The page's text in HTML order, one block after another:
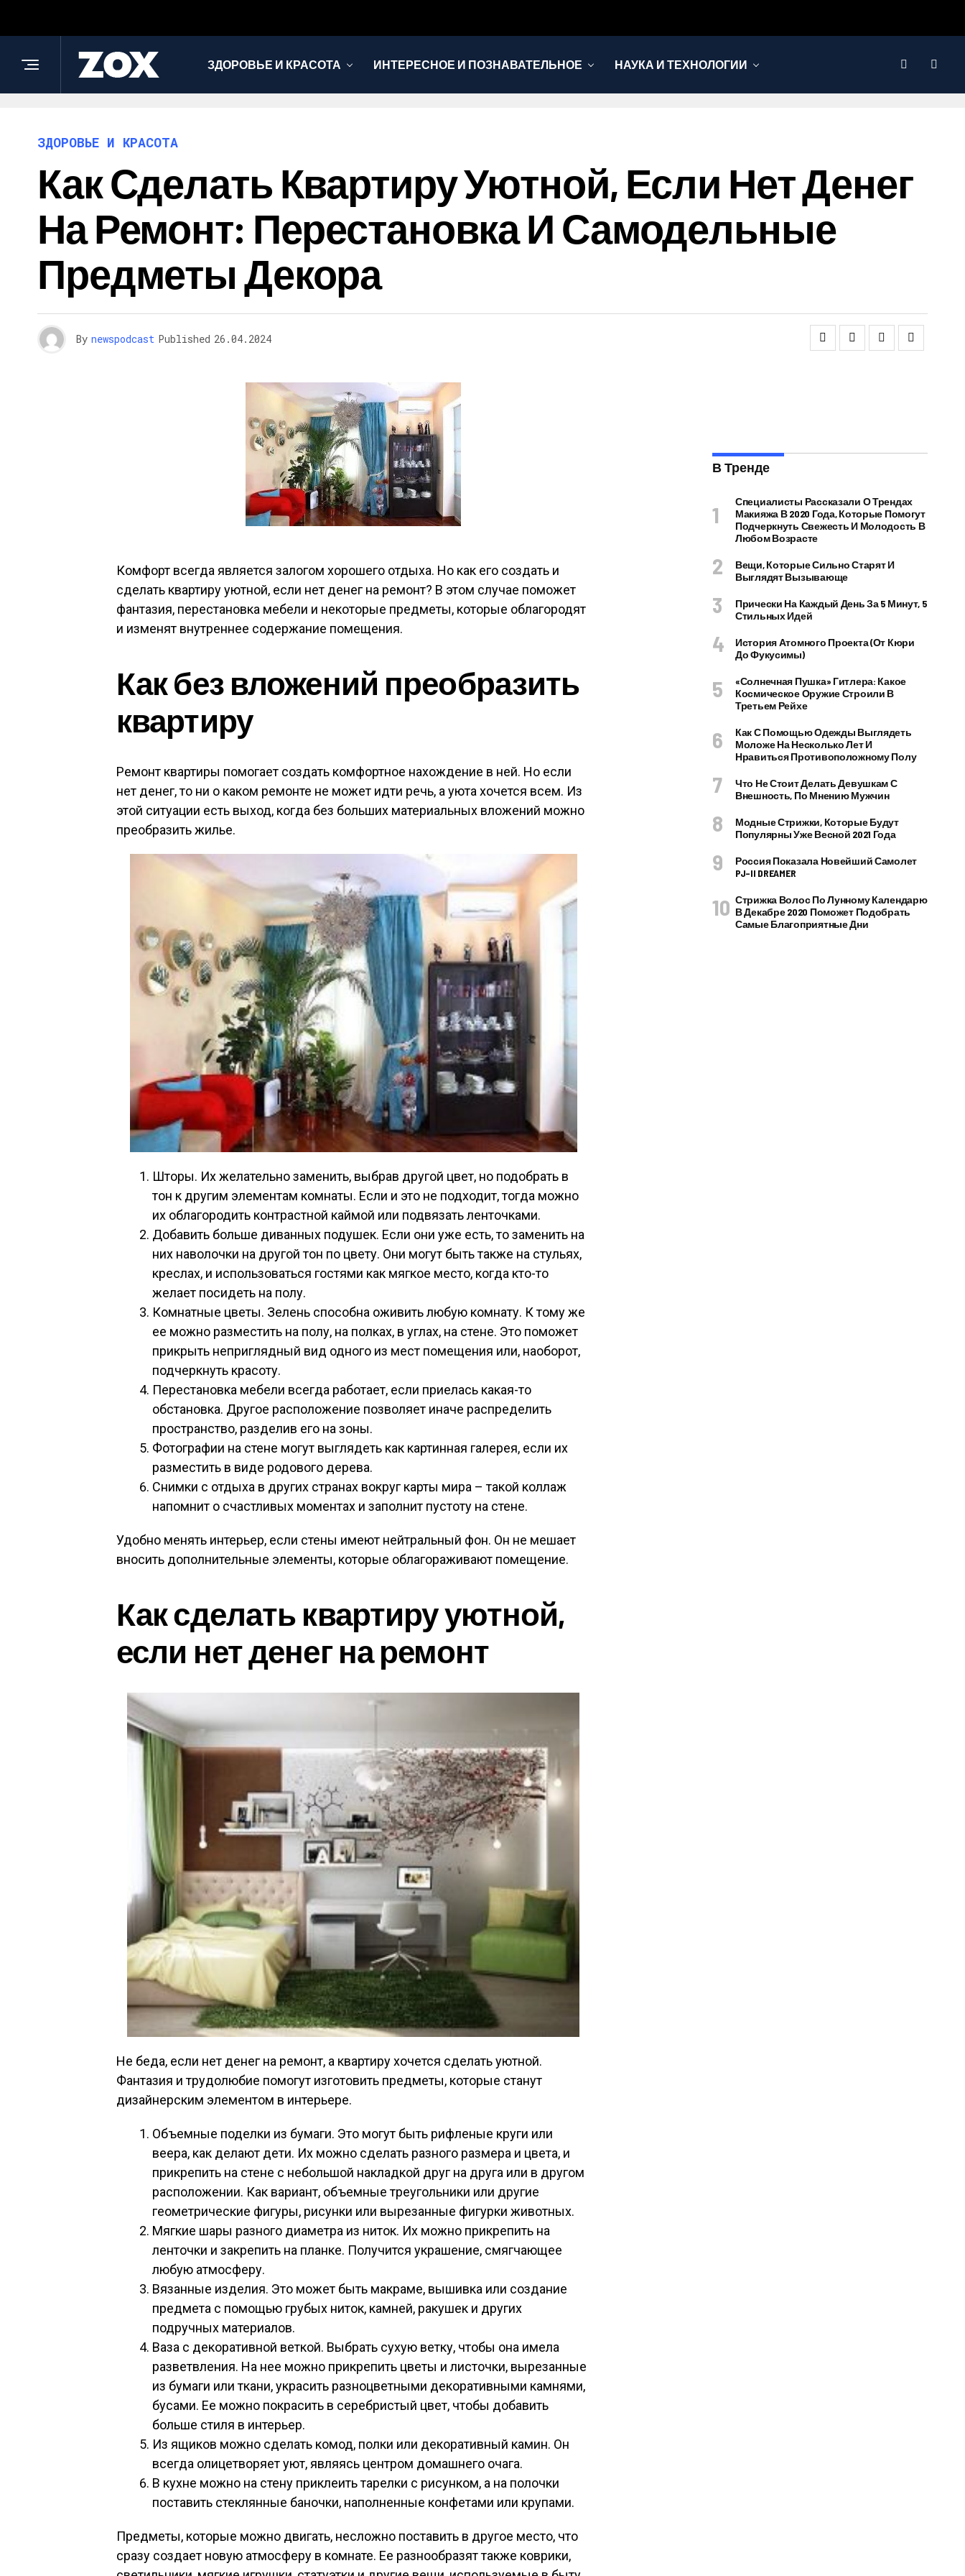
ЗДОРОВЬЕ И КРАСОТА ИНТЕРЕСНОЕ И ПОЗНАВАТЕЛЬНОЕ НАУКА И ТЕХНОЛОГИИ
ЗДОРОВЬЕ И КРАСОТА
Как Сделать Квартиру Уютной, Если Нет Денег
На Ремонт: Перестановка И Самодельные
Предметы Декора
By newspodcast Published 26.04.2024
Комфорт всегда является залогом хорошего отдыха. Но как его создать и
сделать квартиру уютной, если нет денег на ремонт? В этом случае поможет
фантазия, перестановка мебели и некоторые предметы, которые облагородят
и изменят внутреннее содержание помещения.
Как без вложений преобразить
квартиру
Ремонт квартиры помогает создать комфортное нахождение в ней. Но если
нет денег, то ни о каком ремонте не может идти речь, а уюта хочется всем. Из
этой ситуации есть выход, когда без больших материальных вложений можно
преобразить жилье.
Шторы. Их желательно заменить, выбрав другой цвет, но подобрать в
тон к другим элементам комнаты. Если и это не подходит, тогда можно
их облагородить контрастной каймой или подвязать ленточками.
Добавить больше диванных подушек. Если они уже есть, то заменить на
них наволочки на другой тон по цвету. Они могут быть также на стульях,
креслах, и использоваться гостями как мягкое место, когда кто-то
желает посидеть на полу.
Комнатные цветы. Зелень способна оживить любую комнату. К тому же
ее можно разместить на полу, на полках, в углах, на стене. Это поможет
прикрыть неприглядный вид одного из мест помещения или, наоборот,
подчеркнуть красоту.
Перестановка мебели всегда работает, если приелась какая-то
обстановка. Другое расположение позволяет иначе распределить
пространство, разделив его на зоны.
Фотографии на стене могут выглядеть как картинная галерея, если их
разместить в виде родового дерева.
Снимки с отдыха в других странах вокруг карты мира – такой коллаж
напомнит о счастливых моментах и заполнит пустоту на стене.
Удобно менять интерьер, если стены имеют нейтральный фон. Он не мешает
вносить дополнительные элементы, которые облагораживают помещение.
Как сделать квартиру уютной,
если нет денег на ремонт
Не беда, если нет денег на ремонт, а квартиру хочется сделать уютной.
Фантазия и трудолюбие помогут изготовить предметы, которые станут
дизайнерским элементом в интерьере.
Объемные поделки из бумаги. Это могут быть рифленые круги или
веера, как делают дети. Их можно сделать разного размера и цвета, и
прикрепить на стене с небольшой накладкой друг на друга или в другом
расположении. Как вариант, объемные треугольники или другие
геометрические фигуры, рисунки или вырезанные фигурки животных.
Мягкие шары разного диаметра из ниток. Их можно прикрепить на
ленточки и закрепить на планке. Получится украшение, смягчающее
любую атмосферу.
Вязанные изделия. Это может быть макраме, вышивка или создание
предмета с помощью грубых ниток, камней, ракушек и других
подручных материалов.
Ваза с декоративной веткой. Выбрать сухую ветку, чтобы она имела
разветвления. На нее можно прикрепить цветы и листочки, вырезанные
из бумаги или ткани, украсить разноцветными декоративными камнями,
бусами. Ее можно покрасить в серебристый цвет, чтобы добавить
больше стиля в интерьер.
Из ящиков можно сделать комод, полки или декоративный камин. Он
всегда олицетворяет уют, являясь центром домашнего очага.
В кухне можно на стену приклеить тарелки с рисунком, а на полочки
поставить стеклянные баночки, наполненные конфетами или крупами.
Предметы, которые можно двигать, несложно поставить в другое место, что
сразу создает новую атмосферу в комнате. Ее разнообразят также коврики,
В Тренде
Специалисты Рассказали О Трендах
Макияжа В 2020 Года, Которые Помогут
Подчеркнуть Свежесть И Молодость В
Любом Возрасте
Вещи, Которые Сильно Старят И
Выглядят Вызывающе
Прически На Каждый День За 5 Минут, 5
Стильных Идей
История Атомного Проекта (от Кюри
До Фукусимы)
«Солнечная Пушка» Гитлера: Какое
Космическое Оружие Строили В
Третьем Рейхе
Как С Помощью Одежды Выглядеть
Моложе На Несколько Лет И
Нравиться Противоположному Полу
Что Не Стоит Делать Девушкам С
Внешность, По Мнению Мужчин
Модные Стрижки, Которые Будут
Популярны Уже Весной 2021 Года
Россия Показала Новейший Самолет
PJ–II DREAMER
Стрижка Волос По Лунному Календарю
В Декабре 2020 Поможет Подобрать
Самые Благоприятные Дни